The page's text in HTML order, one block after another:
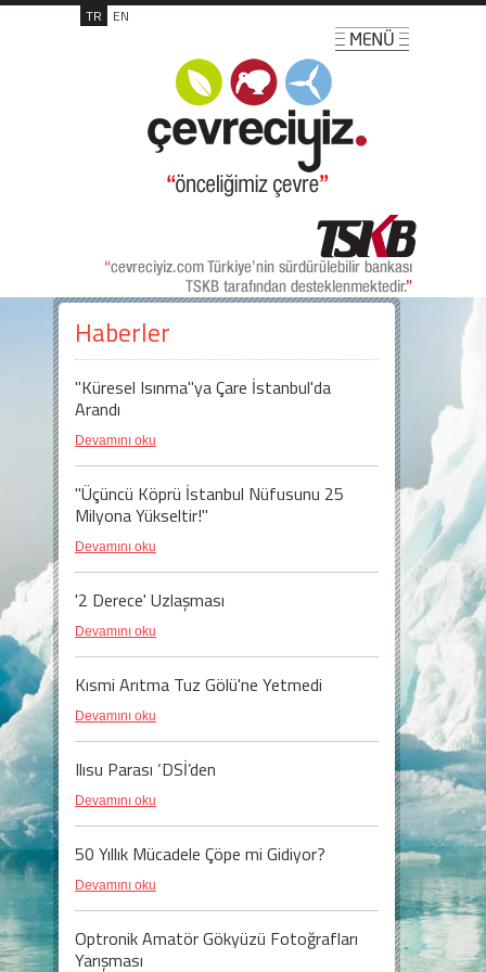
TR EN
Haberler
"Küresel Isınma"ya Çare İstanbul'da
Arandı
Devamını oku
"Üçüncü Köprü İstanbul Nüfusunu 25
Milyona Yükseltir!"
Devamını oku
'2 Derece' Uzlaşması
Devamını oku
Kısmi Arıtma Tuz Gölü'ne Yetmedi
Devamını oku
Ilısu Parası ‘DSİ’den
Devamını oku
50 Yıllık Mücadele Çöpe mi Gidiyor?
Devamını oku
Optronik Amatör Gökyüzü Fotoğrafları
Yarışması